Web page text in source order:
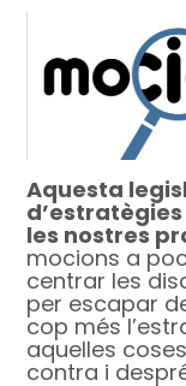
Aquesta
les nostres
mocions a
centrar les
per escapar
cop més
aquelles
contra i